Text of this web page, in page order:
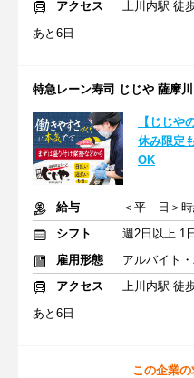
アクセス
上川内駅 徒
あと6日
特急レーン寿司 じじや 薩摩
【じじや
休み限定
OK
給与
シフト
雇用形態
アルバイト
アクセス
上川内駅 徒
あと6日
この企業